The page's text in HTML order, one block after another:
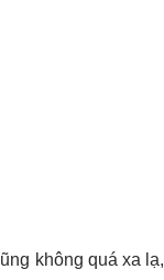
không quá xa lạ,